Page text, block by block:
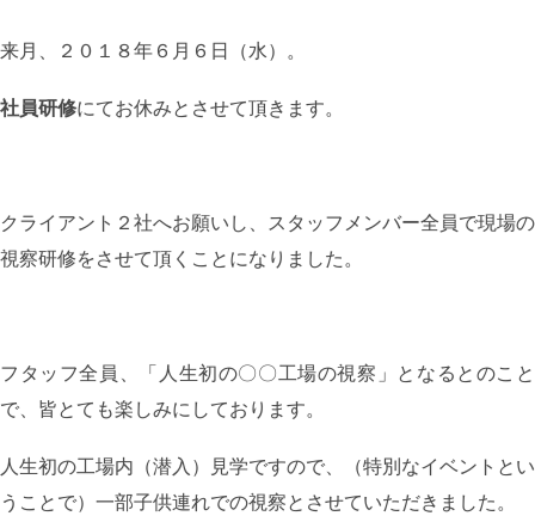
来月、２０１８年６月６日（水）。
社員研修にてお休みとさせて頂きます。
クライアント２社へお願いし、スタッフメンバー全員で現場の
視察研修をさせて頂くことになりました。
フタッフ全員、「人生初の〇〇工場の視察」となるとのこと
で、皆とても楽しみにしております。
人生初の工場内（潜入）見学ですので、（特別なイベントとい
うことで）一部子供連れでの視察とさせていただきました。